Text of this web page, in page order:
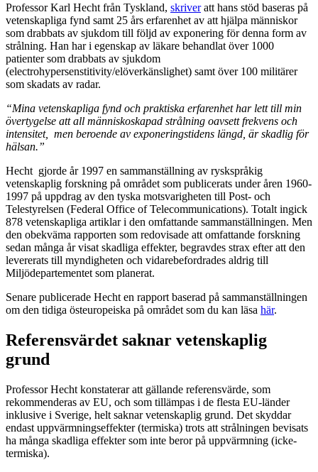
Professor Karl Hecht från Tyskland, skriveratt hans stöd baseras på
vetenskapliga fynd samt 25 års erfarenhet av att hjälpa människor
som drabbats av sjukdom till följd av exponering för denna form av
strålning. Han har i egenskap av läkare behandlat över 1000
patienter som drabbats av sjukdom
(electrohypersenstitivity/elöverkänslighet) samt över 100 militärer
som skadats av radar.
“Mina vetenskapliga fynd och praktiska erfarenhet har lett till min
övertygelse att all människoskapad strålning oavsett frekvens och
intensitet, men beroende av exponeringstidens längd, är skadlig för
hälsan.”
Hecht gjorde år 1997 en sammanställning av ryskspråkig
vetenskaplig forskning på området som publicerats under åren 1960-
1997 på uppdrag av den tyska motsvarigheten till Post- och
Telestyrelsen (Federal Office of Telecommunications). Totalt ingick
878 vetenskapliga artiklar i den omfattande sammanställningen. Men
den obekväma rapporten som redovisade att omfattande forskning
sedan många år visat skadliga effekter, begravdes strax efter att den
levererats till myndigheten och vidarebefordrades aldrig till
Miljödepartementet som planerat.
Senare publicerade Hecht en rapport baserad på sammanställningen
om den tidiga östeuropeiska på området som du kan läsa här.
Referensvärdet saknar vetenskaplig
grund
Professor Hecht konstaterar att gällande referensvärde, som
rekommenderas av EU, och som tillämpas i de flesta EU-länder
inklusive i Sverige, helt saknar vetenskaplig grund. Det skyddar
endast uppvärmningseffekter (termiska) trots att strålningen bevisats
ha många skadliga effekter som inte beror på uppvärmning (icke-
termiska).